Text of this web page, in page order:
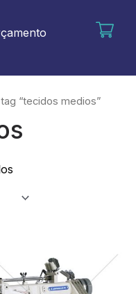
“tecidos medios”